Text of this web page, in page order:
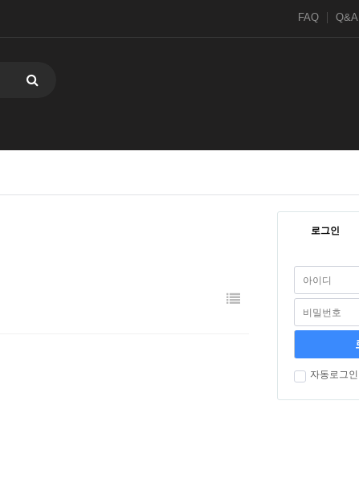
FAQ Q&A
로그인
자동로그인